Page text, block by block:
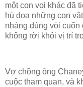
một con voi khác đã
hù dọa những con
nhàng dùng vòi
không rời khỏi vị trí
Vợ chồng ông
cuộc tham quan, và